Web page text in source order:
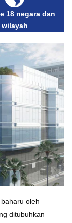
18 negara dan
wilayah
oleh
ditubuhkan